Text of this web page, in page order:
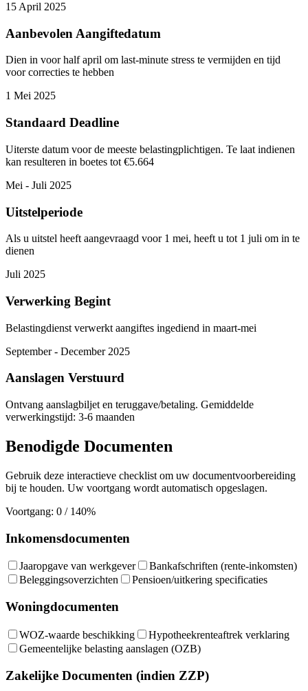
15 April 2025
Aanbevolen Aangiftedatum
Dien in voor half april om last-minute stress te vermijden en tijd
voor correcties te hebben
1 Mei 2025
Standaard Deadline
Uiterste datum voor de meeste belastingplichtigen. Te laat indienen
kan resulteren in boetes tot €5.664
Mei - Juli 2025
Uitstelperiode
Als u uitstel heeft aangevraagd voor 1 mei, heeft u tot 1 juli om in te
dienen
Juli 2025
Verwerking Begint
Belastingdienst verwerkt aangiftes ingediend in maart-mei
September - December 2025
Aanslagen Verstuurd
Ontvang aanslagbiljet en teruggave/betaling. Gemiddelde
verwerkingstijd: 3-6 maanden
Benodigde Documenten
Gebruik deze interactieve checklist om uw documentvoorbereiding
bij te houden. Uw voortgang wordt automatisch opgeslagen.
Voortgang: 0 / 140%
Inkomensdocumenten
Jaaropgave van werkgever
Bankafschriften (rente-inkomsten)
Beleggingsoverzichten
Pensioen/uitkering specificaties
Woningdocumenten
WOZ-waarde beschikking
Hypotheekrenteaftrek verklaring
Gemeentelijke belasting aanslagen (OZB)
Zakelijke Documenten (indien ZZP)